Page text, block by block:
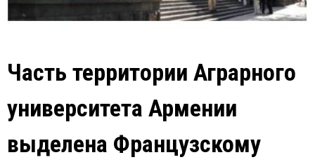
Часть территории Аграрного
университета Армении
выделена Французскому